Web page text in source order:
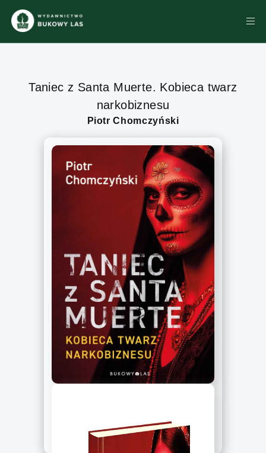
Taniec z Santa Muerte. Kobieca twarz
narkobiznesu
Piotr Chomczyński